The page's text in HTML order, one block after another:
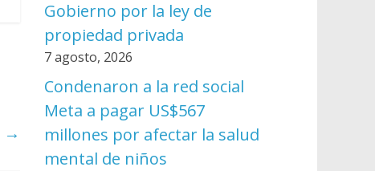
→
Gobierno por la ley de
propiedad privada
7 agosto, 2026
Condenaron a la red social
Meta a pagar US$567
millones por afectar la salud
mental de niños